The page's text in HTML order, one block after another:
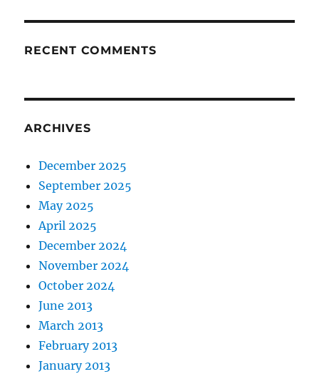
RECENT COMMENTS
ARCHIVES
December 2025
September 2025
May 2025
April 2025
December 2024
November 2024
October 2024
June 2013
March 2013
February 2013
January 2013